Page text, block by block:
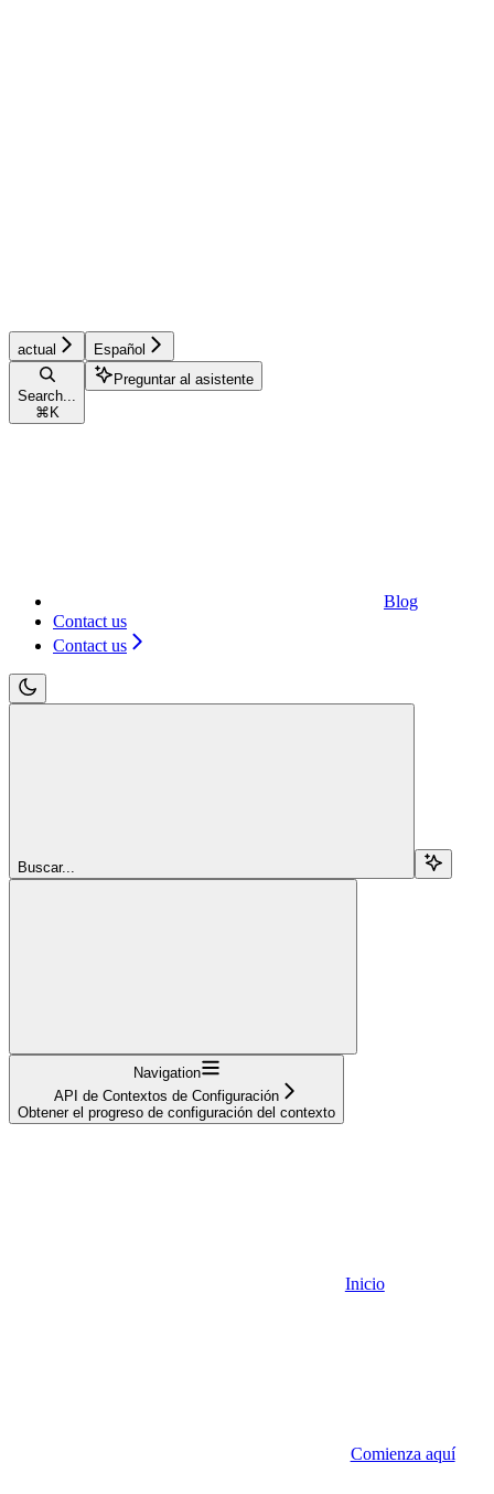
actual Español
Search...
⌘ K
Preguntar al asistente
Blog
Contact us
Contact us
Buscar...
Navigation
API de Contextos de Configuración
Obtener el progreso de configuración del contexto
Inicio
Comienza aquí